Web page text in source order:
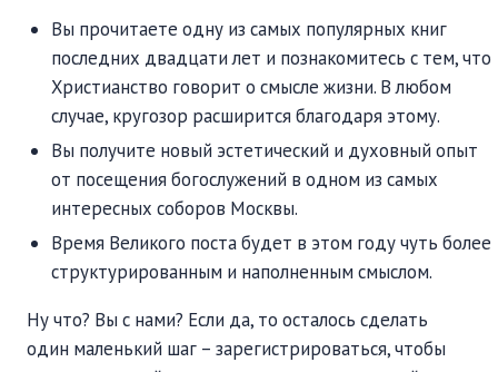
Вы прочитаете одну из самых популярных книг
последних двадцати лет и познакомитесь с тем, что
Христианство говорит о смысле жизни. В любом
случае, кругозор расширится благодаря этому.
Вы получите новый эстетический и духовный опыт
от посещения богослужений в одном из самых
интересных соборов Москвы.
Время Великого поста будет в этом году чуть более
структурированным и наполненным смыслом.
Ну что? Вы с нами? Если да, то осталось сделать
один маленький шаг – зарегистрироваться, чтобы